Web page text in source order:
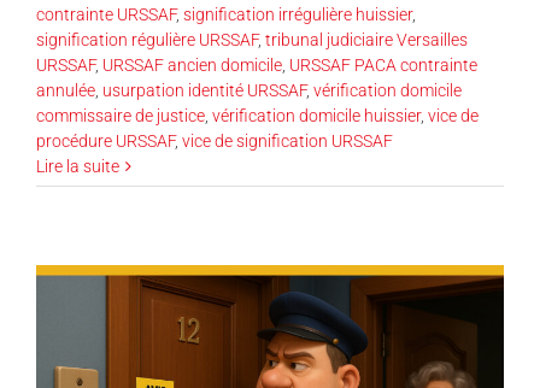
contrainte URSSAF, signification irrégulière huissier,
signification régulière URSSAF, tribunal judiciaire Versailles
URSSAF, URSSAF ancien domicile URSSAF PACA contrainte
annulée usurpation identité URSSAF, vérification domicile
commissaire de justice vérification domicile huissier, vice de
procédure URSSAF, vice de signification URSSAF
Lire la suite